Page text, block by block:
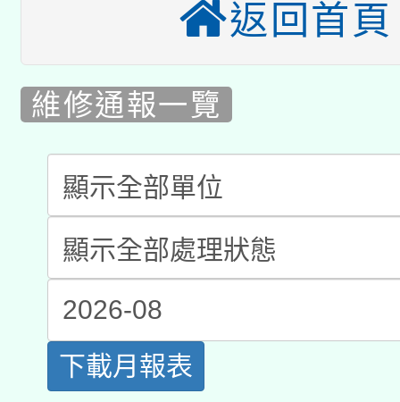
開 智慧啟航」
本校115學年度第2次
甄選結果公告(無人報
適應運動共學行動站研
本館辦理115年度閱讀
暨閱讀推動專業研習
科技賦能─人工智慧
礎課程
A3數位素養講師名單
「數位內容與教學軟體
pilot」
有關大陸委員會函釋公
薪期間赴陸應申請許可
轉知經濟部水利署委託
業技術研究院辦理「
115年8月22日(星期六)
返回首頁
維修通報一覽
List
Repair
下載月報表